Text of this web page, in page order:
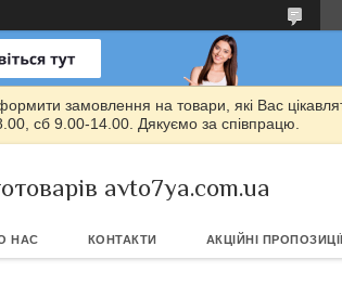
замовлення на товари, які Вас
сб 9.00-14.00. Дякуємо за співпрацю.
avto7ya.com.ua
НАС КОНТАКТИ АКЦІЙНІ ПРОПОЗИЦІЇ